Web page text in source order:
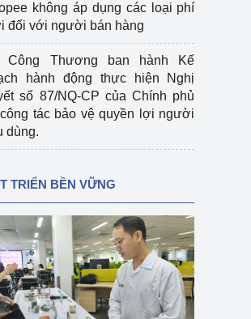
không áp dụng các loại phí
đối với người bán hàng
Công Thương ban hành Kế
hành động thực hiện Nghị
số 87/NQ-CP của Chính phủ
tác bảo vệ quyền lợi người
dùng.
TRIỂN BỀN VỮNG